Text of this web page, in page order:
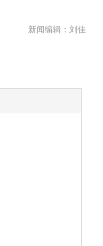
新闻编辑：刘佳